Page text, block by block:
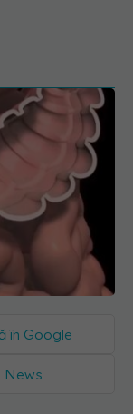
în Google
News